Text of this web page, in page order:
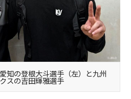
知の登根大斗選手（左）と九州
スの吉田輝雅選手